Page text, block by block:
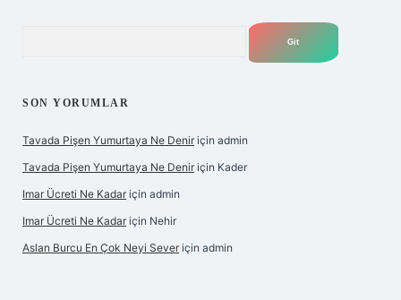
SON YORUMLAR
Tavada Pişen Yumurtaya Ne Denir için admin
Tavada Pişen Yumurtaya Ne Denir için Kader
Imar Ücreti Ne Kadar için admin
Imar Ücreti Ne Kadar için Nehir
Aslan Burcu En Çok Neyi Sever için admin